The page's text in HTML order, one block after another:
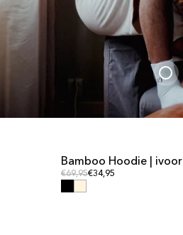
Bamboo Hoodie | ivoor
Reguliere prijs
€69,95Reguliere prijs
€34,95